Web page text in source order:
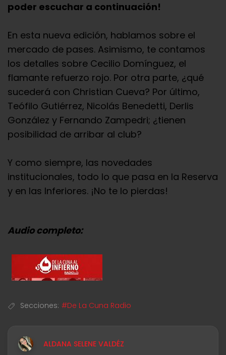
poder escuchar a continuación!
En esta nueva edición, hablamos sobre el
mercado de pases. Asimismo, te contamos
los detalles sobre Cecilio Domínguez, el
flamante refuerzo rojo. Por otra parte, ¿qué
sucederá con Christian Cueva? Por último,
Teófilo Gutiérrez, Nicolás Benedetti, Derlis
González y Fernando Zampedri; ¿tienen
posibilidad de arribar al club?
Y como siempre, las novedades
institucionales, todo lo que pasa en la Reserva
y en las Inferiores. ¡No te lo pierdas!
Audio completo:
Secciones: #De La Cuna Radio
ALDANA SELENE VALDÉZ